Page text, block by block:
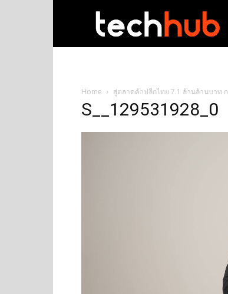
Home สู่ตลาดค้าปลีกไทย 7.1 ล้านล้านบาท
S__129531928_0